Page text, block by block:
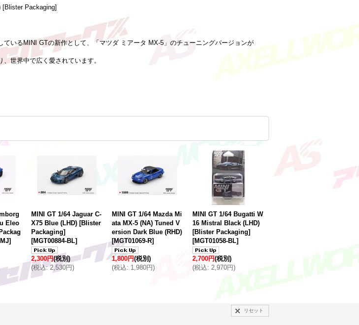
[Blister Packaging]
いるMINI GTの新作として、「マツダ ミアータ MX-5」のチューニングバージョンが
世界中で広く愛されています。
Eleo
]
MINI GT 1/64 Jaguar C-
X75 Blue (LHD) [Blister
Packaging]
[MGT00884-BL]
2,300円(税別)
(税込: 2,530円)
MINI GT 1/64 Mazda Mi
ata MX-5 (NA) Tuned V
ersion Dark Blue (RHD)
[MGT01069-R]
1,800円(税別)
(税込: 1,980円)
MINI GT 1/64 Bugatti W
16 Mistral Black (LHD)
[Blister Packaging]
[MGT01058-BL]
2,700円(税別)
(税込: 2,970円)
リセット